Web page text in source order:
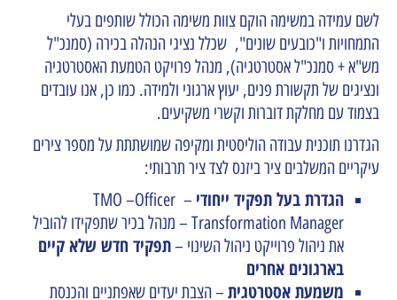
לשם עמידה במשימה הוקם צוות משימה הכולל שותפים בעלי
התמחויות ו"כובעים שונים", שכלל נציגי הנהלה בכירה (סמנכ"ל
מש"א + סמנכ"ל אסטרטגיה), מנהל פרויקט הטמעת האסטרטגיה
ונציגים של תקשורת פנים, יעוץ ארגוני ולמידה. כמו כן, אנו עובדים
בצמוד עם מחלקת דוברות וקשרי משקיעים.
הגדרנו תוכנית עבודה הוליסטית ומקיפה שמושתתת על מספר צירים
עיקריים המשלבים ציר ביזנס לצד ציר תרבותי:
הגדרת בעל תפקיד ייחודי –
TMO –Officer
Transformation Manager – מנהל בכיר שתפקידו להוביל
את ניהול פרוייקט ניהול השינוי –תפקיד חדש שלא קיים
בארגונים אחרים
משמעת אסטרטגית – הצבת יעדים שאפתניים והכנסת